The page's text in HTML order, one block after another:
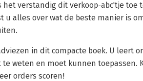
het verstandig dit verkoop-abc'tje toe
u alles over wat de beste manier is
in dit compacte boek. U leert
weten en moet kunnen toepassen.
orders scoren!